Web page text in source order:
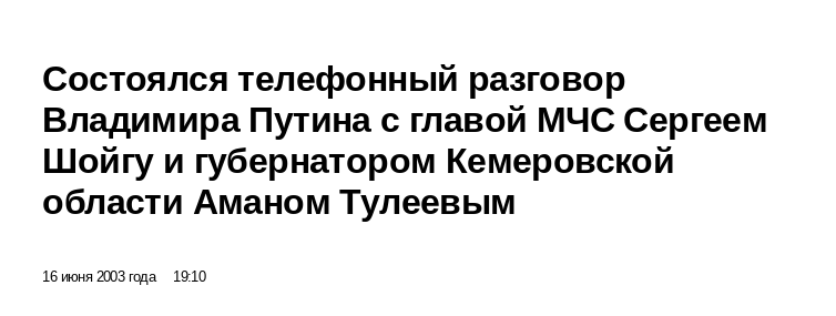
Состоялся телефонный разговор
Владимира Путина с главой МЧС Сергеем
Шойгу и губернатором Кемеровской
области Аманом Тулеевым
16 июня 2003 года 19:10